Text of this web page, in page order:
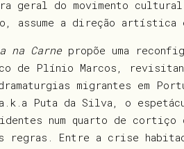
geral do movimento cultural
assume a direção artística
na Carnepropõe uma
de Plínio Marcos,
migrantes em
Puta da Silva, o
num quarto de cortiço
regras. Entre a crise